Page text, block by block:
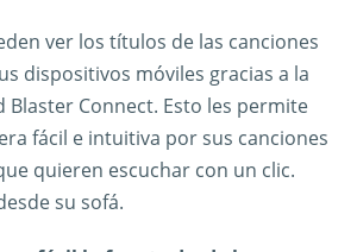
ver los títulos de las canciones
dispositivos móviles gracias a la
Blaster Connect. Esto les permite
fácil e intuitiva por sus canciones
quieren escuchar con un clic.
su sofá.